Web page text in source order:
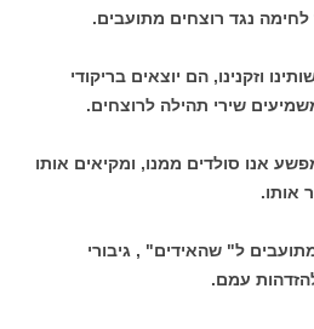
נגד רוצחים מתועבים.
וזקנינו, הם יוצאים בריקודי
שירי תהילה לרוצחים.
אנו סולדים ממנו, ומקיאים אותו
אותו.
ל" שהאידים" , גיבורי
עמם.